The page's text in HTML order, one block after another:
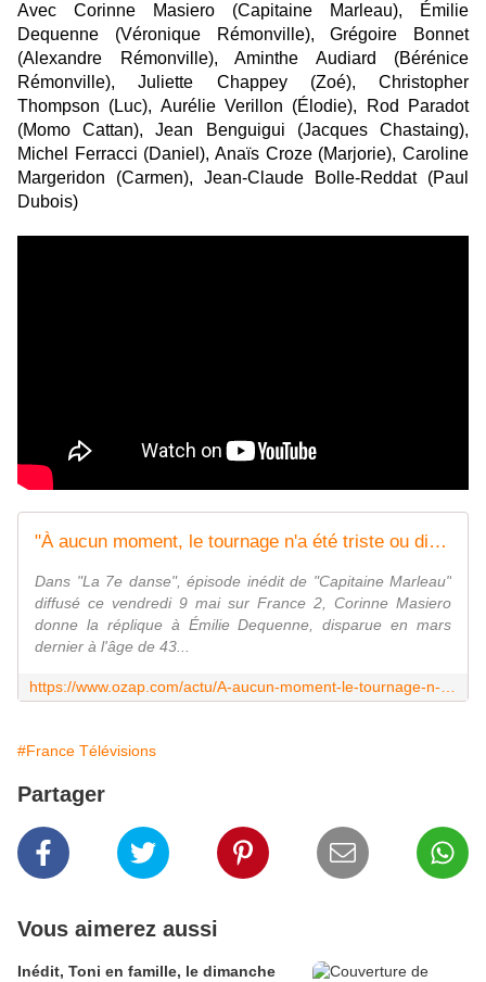
Avec Corinne Masiero (Capitaine Marleau), Émilie
Dequenne (Véronique Rémonville), Grégoire Bonnet
(Alexandre Rémonville), Aminthe Audiard (Bérénice
Rémonville), Juliette Chappey (Zoé), Christopher
Thompson (Luc), Aurélie Verillon (Élodie), Rod Paradot
(Momo Cattan), Jean Benguigui (Jacques Chastaing),
Michel Ferracci (Daniel), Anaïs Croze (Marjorie), Caroline
Margeridon (Carmen), Jean-Claude Bolle-Reddat (Paul
Dubois)
"À aucun moment, le tournage n'a été triste ou difficile" : Corinne Masiero se confie sur le dernier tournage de la regrettée Émilie Dequenne sur "Capitaine Marleau"
Dans "La 7e danse", épisode inédit de "Capitaine Marleau"
diffusé ce vendredi 9 mai sur France 2, Corinne Masiero
donne la réplique à Émilie Dequenne, disparue en mars
dernier à l'âge de 43...
#France Télévisions
Partager
Vous aimerez aussi
Inédit, Toni en famille, le dimanche